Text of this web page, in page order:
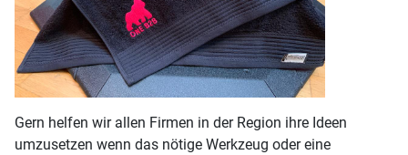
Gern helfen wir allen Firmen in der Region ihre Ideen
umzusetzen wenn das nötige Werkzeug oder eine